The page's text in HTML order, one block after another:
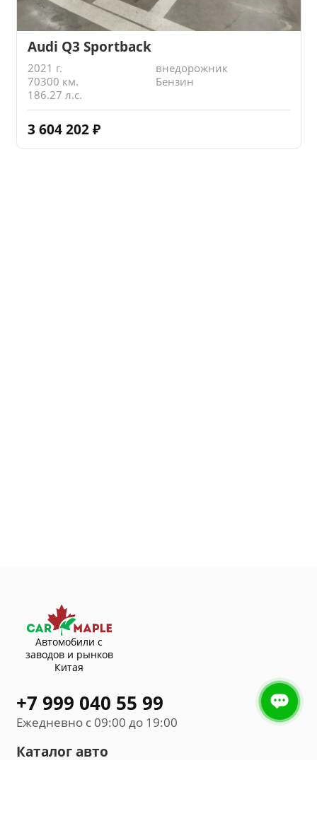
Audi Q3 Sportback
2021 г.
внедорожник
70300 км.
Бензин
186.27 л.с.
3 604 202 ₽
Автомобили с
заводов и рынков
Китая
+7 999 040 55 99
Ежедневно с 09:00 до 19:00
Каталог авто